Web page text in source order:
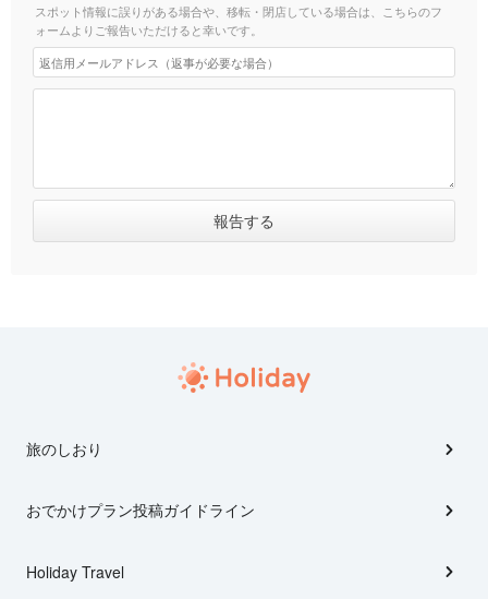
スポット情報に誤りがある場合や、移転・閉店している場合は、こちらのフ
ォームよりご報告いただけると幸いです。
旅のしおり
おでかけプラン投稿ガイドライン
Holiday Travel